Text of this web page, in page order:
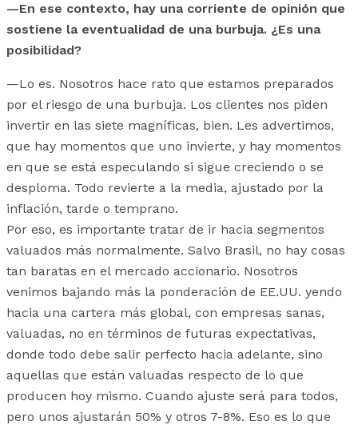
—En ese contexto, hay una corriente de opinión que
sostiene la eventualidad de una burbuja. ¿Es una
posibilidad?
—Lo es. Nosotros hace rato que estamos preparados
por el riesgo de una burbuja. Los clientes nos piden
invertir en las siete magníficas, bien. Les advertimos,
que hay momentos que uno invierte, y hay momentos
en que se está especulando si sigue creciendo o se
desploma. Todo revierte a la media, ajustado por la
inflación, tarde o temprano.
Por eso, es importante tratar de ir hacia segmentos
valuados más normalmente. Salvo Brasil, no hay cosas
tan baratas en el mercado accionario. Nosotros
venimos bajando más la ponderación de EE.UU. yendo
hacia una cartera más global, con empresas sanas,
valuadas, no en términos de futuras expectativas,
donde todo debe salir perfecto hacia adelante, sino
aquellas que están valuadas respecto de lo que
producen hoy mismo. Cuando ajuste será para todos,
pero unos ajustarán 50% y otros 7-8%. Eso es lo que